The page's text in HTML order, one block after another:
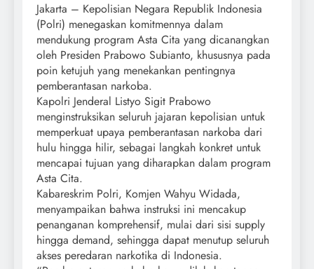
Jakarta – Kepolisian Negara Republik Indonesia
(Polri) menegaskan komitmennya dalam
mendukung program Asta Cita yang dicanangkan
oleh Presiden Prabowo Subianto, khususnya pada
poin ketujuh yang menekankan pentingnya
pemberantasan narkoba.
Kapolri Jenderal Listyo Sigit Prabowo
menginstruksikan seluruh jajaran kepolisian untuk
memperkuat upaya pemberantasan narkoba dari
hulu hingga hilir, sebagai langkah konkret untuk
mencapai tujuan yang diharapkan dalam program
Asta Cita.
Kabareskrim Polri, Komjen Wahyu Widada,
menyampaikan bahwa instruksi ini mencakup
penanganan komprehensif, mulai dari sisi supply
hingga demand, sehingga dapat menutup seluruh
akses peredaran narkotika di Indonesia.